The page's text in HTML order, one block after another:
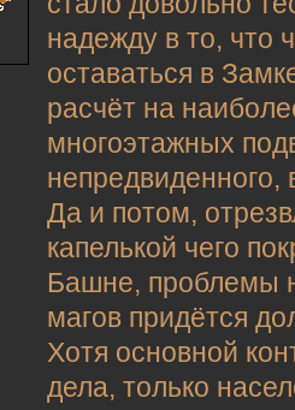
надежду в то, что
оставаться в
расчёт на
многоэтажных
Да и потом,
капелькой чего
Башне, проблемы
магов придётся
Хотя основной
дела, только